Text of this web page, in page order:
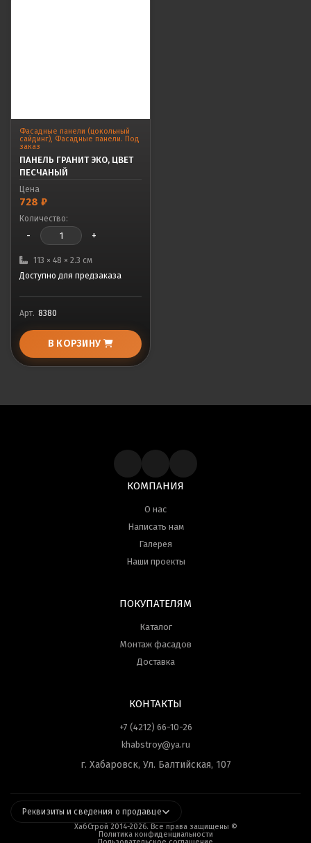
Фасадные панели (цокольный
сайдинг), Фасадные панели. Под
заказ
ПАНЕЛЬ ГРАНИТ ЭКО, ЦВЕТ
ПЕСЧАНЫЙ
Цена
728 ₽
Количество:
- +
113 × 48 × 2.3 см
Доступно для предзаказа
Арт. 8380
В КОРЗИНУ
КОМПАНИЯ
О нас
Написать нам
Галерея
Наши проекты
ПОКУПАТЕЛЯМ
Каталог
Монтаж фасадов
Доставка
КОНТАКТЫ
+7 (4212) 66-10-26
khabstroy@ya.ru
г. Хабаровск, Ул. Балтийская, 107
Реквизиты и сведения о продавце
ХабСтрой 2014-2026. Все права защищены ©
Политика конфиденциальности